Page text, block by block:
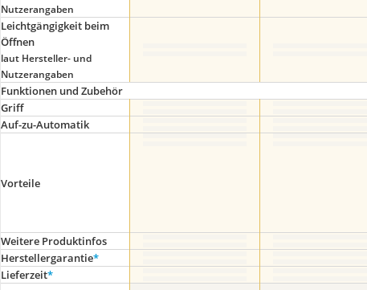
Nutzerangaben
Leichtgängigkeit beim
Öffnen
laut Hersteller- und
Nutzerangaben
Funktionen und Zubehör
Griff
Auf-zu-Automatik
Vorteile
Weitere Produktinfos
Herstellergarantie*
Lieferzeit*